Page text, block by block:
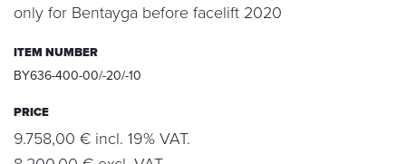
only for Bentayga before facelift 2020
ITEM NUMBER
BY636-400-00/-20/-10
PRICE
9.758,00 € incl. 19% VAT.